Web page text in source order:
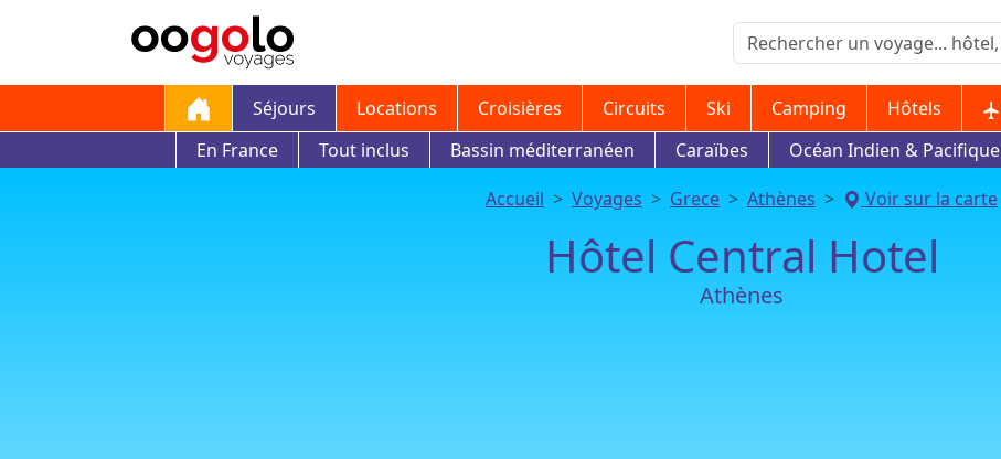
Séjours Locations Croisières Circuits Ski Camping Hôtels
En France
Tout inclus Bassin méditerranéen Caraïbes Océan Indien & Pacifique
Accueil
Voyages Grece Athènes Voir sur la carte
Hôtel Central Hotel
Athènes